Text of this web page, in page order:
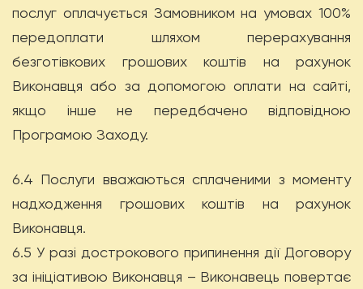
послуг оплачується Замовником на умовах 100%
передоплати шляхом перерахування
безготівкових грошових коштів на рахунок
Виконавця або за допомогою оплати на сайті,
якщо інше не передбачено відповідною
Програмою Заходу.
6.4 Послуги вважаються сплаченими з моменту
надходження грошових коштів на рахунок
Виконавця.
6.5 У разі дострокового припинення дії Договору
за ініціативою Виконавця – Виконавець повертає